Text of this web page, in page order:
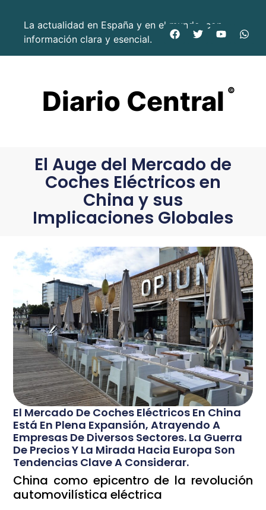
La actualidad en España y en el mundo, con
información clara y esencial.
Diario Central ©
El Auge del Mercado de
Coches Eléctricos en
China y sus
Implicaciones Globales
El Mercado De Coches Eléctricos En China
Está En Plena Expansión, Atrayendo A
Empresas De Diversos Sectores. La Guerra
De Precios Y La Mirada Hacia Europa Son
Tendencias Clave A Considerar.
China como epicentro de la revolución
automovilística eléctrica